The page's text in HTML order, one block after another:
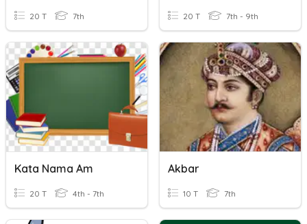
20 T 7th 20 T 7th - 9th
Kata Nama Am
20 T 4th - 7th
Akbar
10 T 7th